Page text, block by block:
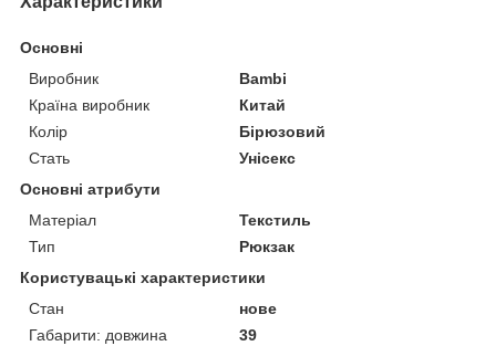
Основні
Виробник
Bambi
Країна виробник
Китай
Колір
Бірюзовий
Стать
Унісекс
Основні атрибути
Матеріал
Текстиль
Тип
Рюкзак
Користувацькі характеристики
Стан
нове
Габарити: довжина
39